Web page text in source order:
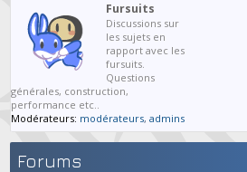
Fursuits
Discussions sur
les sujets en
rapport avec les
fursuits.
Questions
générales, construction,
performance etc..
Modérateurs: modérateurs,admins
Forums